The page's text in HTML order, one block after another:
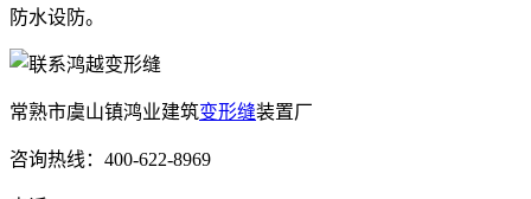
防水设防。
常熟市虞山镇鸿业建筑变形缝装置厂
咨询热线：400-622-8969